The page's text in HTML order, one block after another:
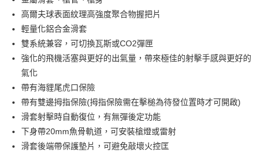
國泰世華商業銀行
兆豐國際商業銀行
臺灣中小企業銀行
匯豐（台灣）商業銀行
聯邦商業銀行
遠東國際商業銀行
元大商業銀行
永豐商業銀行
玉山商業銀行
台新國際商業銀行
台灣樂天信用卡公司
Apple Pay
街口支付
AFTEE先享後付
相關說明
【關於「AFTEE先享後付」】
AFTEE先享後付是「在收到商品之後才付款」的支付方式。 讓您購物簡單
便利好安心！
１．簡單：不需註冊會員、不需綁卡、不需儲值。
貨到付款
高爾夫球表面紋理高強度聚合物握把片
輕量化鋁合金滑套
雙系統兼容，可切換瓦斯或CO2彈匣
強化的飛機活塞與更好的出氣量，帶來極佳的射擊手感與更好的
氣化
帶有海貍尾虎口保險
帶有雙邊拇指保險(拇指保險需在擊槌為待發位置時才可開啟)
滑套射擊時自動復位，有無彈後定功能
下身帶20mm魚骨軌道，可安裝槍燈或雷射
滑套後端帶保護墊片，可避免敲壞火控匡